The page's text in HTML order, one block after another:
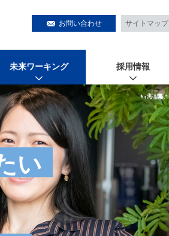
お問い合わせ サイトマップ
未来ワーキング 採用情報
い